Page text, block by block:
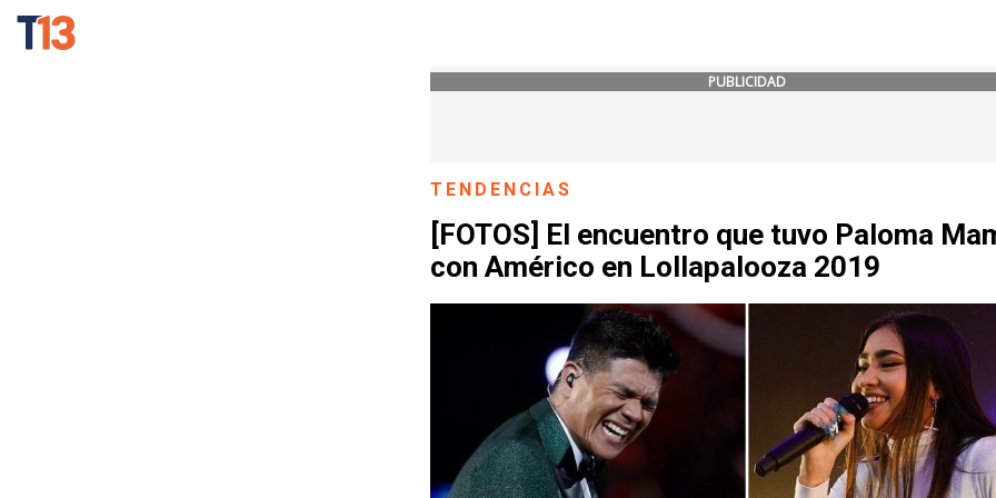
PUBLICIDAD
TENDENCIAS
[FOTOS] El encuentro que tuvo Paloma
con Américo en Lollapalooza 2019